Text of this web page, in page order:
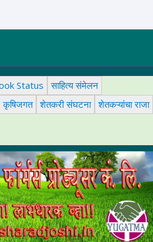
Status
साहित्य संमेलन
कृषिजगत शेतकरी संघटना शेतकऱ्यांचा राजा